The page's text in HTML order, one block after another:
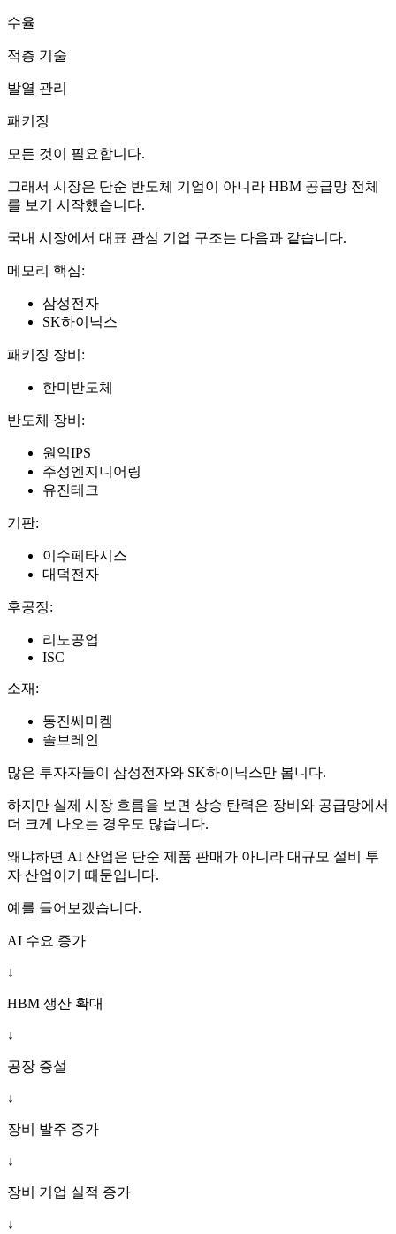
수율
적층 기술
발열 관리
패키징
모든 것이 필요합니다.
그래서 시장은 단순 반도체 기업이 아니라 HBM 공급망 전체
를 보기 시작했습니다.
국내 시장에서 대표 관심 기업 구조는 다음과 같습니다.
메모리 핵심:
삼성전자
SK하이닉스
패키징 장비:
한미반도체
반도체 장비:
원익IPS
주성엔지니어링
유진테크
기판:
이수페타시스
대덕전자
후공정:
리노공업
ISC
소재:
동진쎄미켐
솔브레인
많은 투자자들이 삼성전자와 SK하이닉스만 봅니다.
하지만 실제 시장 흐름을 보면 상승 탄력은 장비와 공급망에서
더 크게 나오는 경우도 많습니다.
왜냐하면 AI 산업은 단순 제품 판매가 아니라 대규모 설비 투
자 산업이기 때문입니다.
예를 들어보겠습니다.
AI 수요 증가
↓
HBM 생산 확대
↓
공장 증설
↓
장비 발주 증가
↓
장비 기업 실적 증가
↓